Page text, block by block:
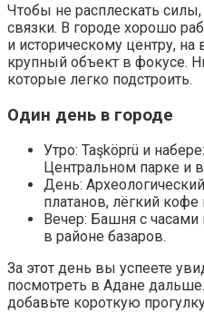
Чтобы не расплескать
связки. В городе хорошо
и историческому центру,
крупный объект в фокусе.
которые легко подстроить.
Один день в городе
Утро: Taşköprü и
Центральном парке и
День:
платанов, лёгкий кофе
Вечер: Башня с
в районе базаров.
За этот день вы успеете
посмотреть в Адане
добавьте короткую